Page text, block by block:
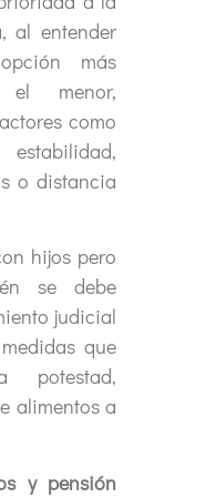
al entender
más
el menor,
como
o distancia
hijos pero
se debe
judicial
que
potestad,
alimentos a
y pensión